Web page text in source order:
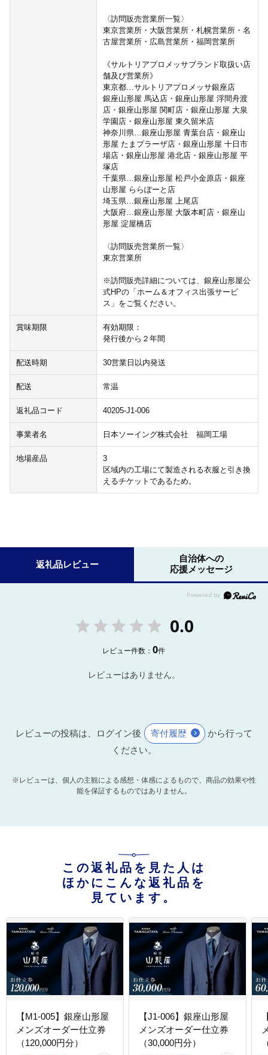
〈訪問販売営業所一覧〉
東京営業所・大阪営業所・札幌営業所・名
古屋営業所・広島営業所・福岡営業所
《サルトリアプロメッサブランド取扱い店
舗及び営業所》
東京都…サルトリアプロメッサ銀座店
銀座山形屋 馬込店・銀座山形屋 浮間舟渡
店・銀座山形屋 関町店・銀座山形屋 大泉
学園店・銀座山形屋 東久留米店
神奈川県…銀座山形屋 青葉台店・銀座山
形屋 たまプラーザ店・銀座山形屋 十日市
場店・銀座山形屋 港北店・銀座山形屋 平
塚店
千葉県…銀座山形屋 松戸小金原店・銀座
山形屋 ららぽーと店
埼玉県…銀座山形屋 上尾店
大阪府…銀座山形屋 大阪本町店・銀座山
形屋 淀屋橋店
〈訪問販売営業所一覧〉
東京営業所
※訪問販売詳細については、銀座山形屋公
式HPの「ホーム＆オフィス出張サービ
ス」をご覧ください。
賞味期限
有効期限：
発行後から２年間
配送時期 30営業日以内発送
配送 常温
返礼品コード 40205-J1-006
事業者名 日本ソーイング株式会社 福岡工場
地場産品
3
区域内の工場にて製造される衣服と引き換
えるチケットであるため。
返礼品レビュー
自治体への
応援メッセージ
0.0
レビュー件数：0件
レビューはありません。
レビューの投稿は、ログイン後 寄付履歴
から行って
ください。
※レビューは、個人の主観による感想・体感によるもので、商品の効果や性
能を保証するものではありません。
この返礼品を見た人は
ほかにこんな返礼品を
見ています。
【M1-005】銀座山形屋
メンズオーダー仕立券
（120,000円分）
【J1-006】銀座山形屋
メンズオーダー仕立券
（30,000円分）